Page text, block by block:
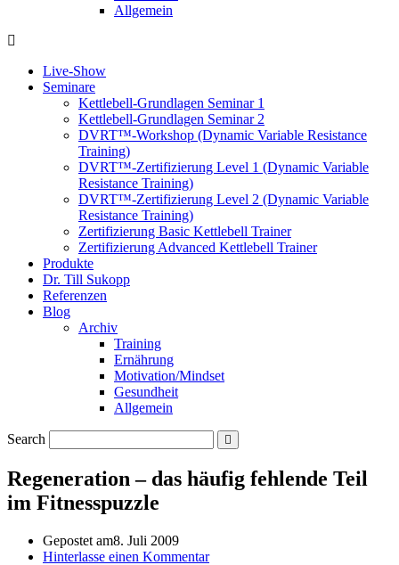
Allgemein
Live-Show
Seminare
Kettlebell-Grundlagen Seminar 1
Kettlebell-Grundlagen Seminar 2
DVRT™-Workshop (Dynamic Variable Resistance
Training)
DVRT™-Zertifizierung Level 1 (Dynamic Variable
Resistance Training)
DVRT™-Zertifizierung Level 2 (Dynamic Variable
Resistance Training)
Zertifizierung Basic Kettlebell Trainer
Zertifizierung Advanced Kettlebell Trainer
Produkte
Dr. Till Sukopp
Referenzen
Blog
Archiv
Training
Ernährung
Motivation/Mindset
Gesundheit
Allgemein
Search
Regeneration – das häufig fehlende Teil
im Fitnesspuzzle
Gepostet am8. Juli 2009
Hinterlasse einen Kommentar